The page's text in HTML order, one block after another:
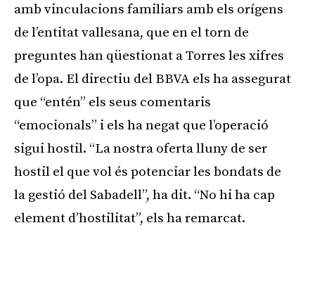
amb vinculacions familiars amb els orígens
de l’entitat vallesana, que en el torn de
preguntes han qüestionat a Torres les xifres
de l’opa. El directiu del BBVA els ha assegurat
que “entén” els seus comentaris
“emocionals” i els ha negat que l’operació
sigui hostil. “La nostra oferta lluny de ser
hostil el que vol és potenciar les bondats de
la gestió del Sabadell”, ha dit. “No hi ha cap
element d’hostilitat”, els ha remarcat.